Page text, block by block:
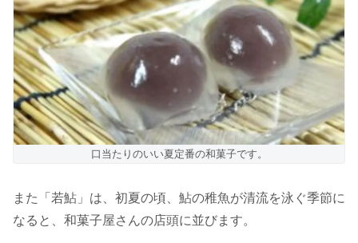
口当たりのいい夏定番の和菓子です。
また「若鮎」は、初夏の頃、鮎の稚魚が清流を泳ぐ季節に
なると、和菓子屋さんの店頭に並びます。